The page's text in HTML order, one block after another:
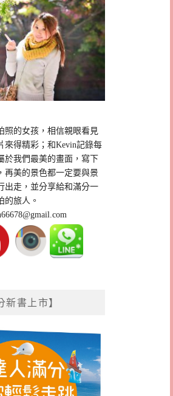
照的女孩，相信親眼看見
來得精彩；和Kevin記錄每
於我們最美的畫面，寫下
再美的景色都一定要與景
出走，並分享給和滿分一
的旅人。
新書上市】